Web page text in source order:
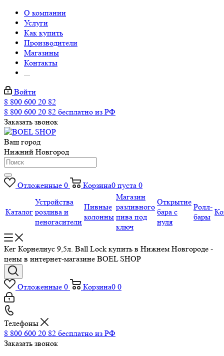
О компании
Услуги
Как купить
Производители
Магазины
Контакты
...
Войти
8 800 600 20 82
8 800 600 20 82 бесплатно из РФ
Заказать звонок
Ваш город
Нижний Новгород
Отложенные 0 Корзина0 пуста 0
Каталог
Устройства
розлива и
пеногасители
Пивные
колонны
Магазин
разливного
пива под
ключ
Открытие
бара с
нуля
Ролл-
бары
Кег Корнелиус 9,5л. Ball Lock купить в Нижнем Новгороде -
цены в интернет-магазине BOEL SHOP
Отложенные 0 Корзина0 0
Телефоны
8 800 600 20 82 бесплатно из РФ
Заказать звонок